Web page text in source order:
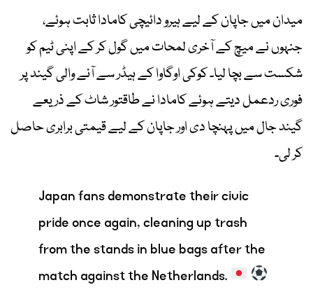
میدان میں جاپان کے لیے ہیرو دائیچی کامادا ثابت ہوئے،
جنہوں نے میچ کے آخری لمحات میں گول کر کے اپنی ٹیم کو
شکست سے بچا لیا۔ کوکی اوگاوا کے ہیڈر سے آنے والی گیند پر
فوری ردعمل دیتے ہوئے کامادا نے طاقتور شاٹ کے ذریعے
گیند جال میں پہنچا دی اور جاپان کے لیے قیمتی برابری حاصل
کر لی۔
Japan fans demonstrate their civic
pride once again, cleaning up trash
from the stands in blue bags after the
match against the Netherlands.